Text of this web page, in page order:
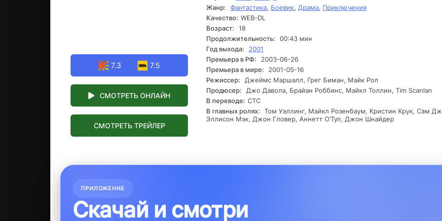
7.3 7.5
СМОТРЕТЬ ОНЛАЙН
СМОТРЕТЬ ТРЕЙЛЕР
связана с более глобальными событиями, чем он мог себе
это время Лекс Лютор, движимый амбициями, начинает проводить
собственные игры, что значительно усложняет ситуацию. На
этапе событий Кларк оказывается перед выбором, который изменит
Жанр:
Фантастика, Боевик, Драма, Приключения
Качество: WEB-DL
Возраст:
18
Продолжительность:
00:43 мин
Год выхода:
2001
Премьера в РФ:
2003-06-26
Премьера в мире:
2001-05-16
Режиссер:
Джеймс Маршалл, Грег Биман, Майк Рол
Продюсер:
Джо Давола, Брайан Роббинс, Майкл Толлин, Tim Scanlan
В переводе: СТС
В главных ролях:
Том Уэллинг, Майкл Розенбаум, Кристин Крук, Сэм
Эллисон Мэк, Джон Гловер, Аннетт О’Тул, Джон Шнайдер
ПРИЛОЖЕНИЕ
Скачай и смотри